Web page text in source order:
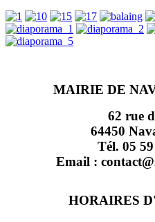
MAIRIE DE
62 rue
64450
Tél. 05
Email :
HORAIRES